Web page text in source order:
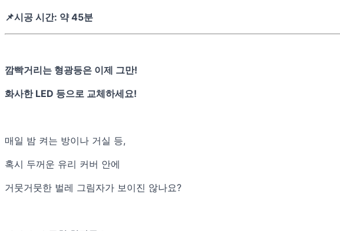
📌시공 시간: 약 45분
깜빡거리는 형광등은 이제 그만!
화사한 LED 등으로 교체하세요!
매일 밤 켜는 방이나 거실 등,
혹시 두꺼운 유리 커버 안에
거뭇거뭇한 벌레 그림자가 보이진 않나요?